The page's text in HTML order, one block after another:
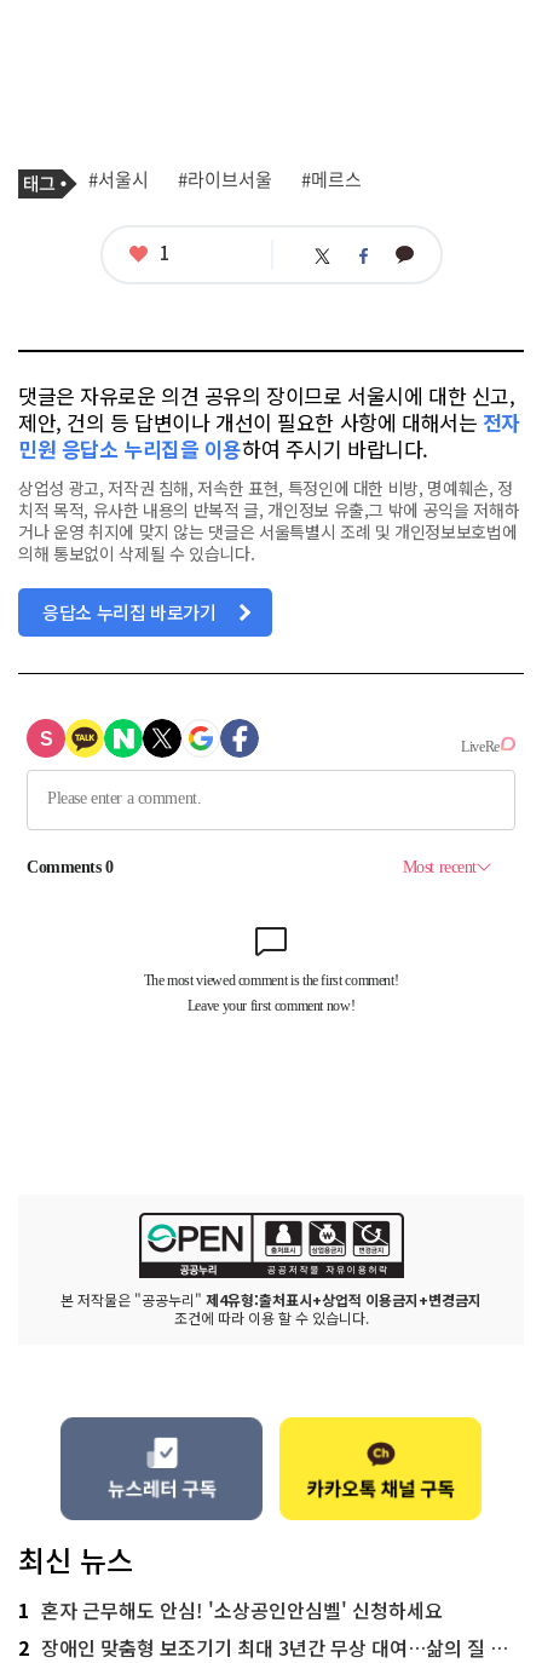
기
사
태
그
#서울시 #라이브서울 #메르스
좋1 트 페 카
댓글은 자유로운 의견 공유의 장이므로 서울시에 대한 신고,
제안, 건의 등 답변이나 개선이 필요한 사항에 대해서는 전자
민원 응답소 누리집을 이용하여 주시기 바랍니다.
상업성 광고, 저작권 침해, 저속한 표현, 특정인에 대한 비방, 명예훼손, 정
치적 목적, 유사한 내용의 반복적 글, 개인정보 유출,그 밖에 공익을 저해하
거나 운영 취지에 맞지 않는 댓글은 서울특별시 조례 및 개인정보보호법에
의해 통보없이 삭제될 수 있습니다.
응답소 누리집 바로가기
본 저작물은 "공공누리" 제4유형:출처표시+상업적 이용금지+변경금지
조건에 따라 이용 할 수 있습니다.
최신 뉴스
1 혼자 근무해도 안심! '소상공인안심벨' 신청하세요
2 장애인 맞춤형 보조기기 최대 3년간 무상 대여…삶의 질 높인다